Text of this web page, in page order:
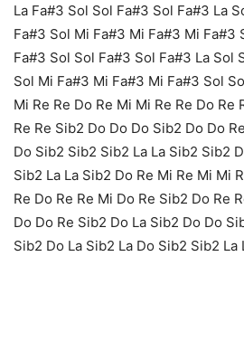
La Fa#3 Sol Sol Fa#3 Sol Fa#3 La
Fa#3 Sol Mi Fa#3 Mi Fa#3 Mi Fa#3
Fa#3 Sol Sol Fa#3 Sol Fa#3 La Sol
Sol Mi Fa#3 Mi Fa#3 Mi Fa#3 Sol
Mi Re Re Do Re Mi Mi Re Re Do Re
Re Re Sib2 Do Do Do Sib2 Do Do
Do Sib2 Sib2 Sib2 La La Sib2 Sib2
Sib2 La La Sib2 Do Re Mi Re Mi Mi
Re Do Re Re Mi Do Re Sib2 Do Re
Do Do Re Sib2 Do La Sib2 Do Do
Sib2 Do La Sib2 La Do Sib2 Sib2 La